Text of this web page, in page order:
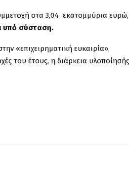
στα 3,04 εκατομμύρια
υπό σύσταση.
«επιχειρηματική ευκαιρία»,
του έτους, η διάρκεια υλοποίησής